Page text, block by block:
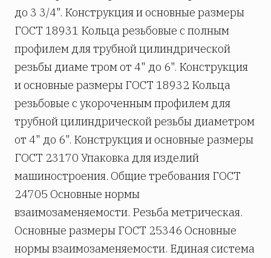
до 3 3/4". Конструкция и основные размеры
ГОСТ 18931 Кольца резьбовые с полным
профилем для трубной цилиндрической
резьбы диаме­ тром от 4" до 6". Конструкция
и основные размеры ГОСТ 18932 Кольца
резьбовые с укороченным профилем для
трубной цилиндрической резьбы диаметром
от 4" до 6". Конструкция и основные размеры
ГОСТ 23170 Упаковка для изделий
машиностроения. Общие требования ГОСТ
24705 Основные нормы
взаимозаменяемости. Резьба метрическая.
Основные размеры ГОСТ 25346 Основные
нормы взаимозаменяемости. Единая система